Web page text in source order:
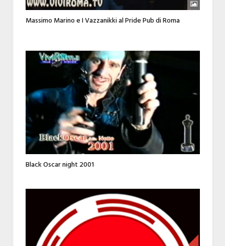
Massimo Marino e I Vazzanikki al Pride Pub di Roma
Black Oscar night 2001